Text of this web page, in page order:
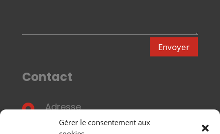
Gérer le consentement aux
Envoyer
Contact
 Adresse
7bis, ave.Ch. de Gaulle